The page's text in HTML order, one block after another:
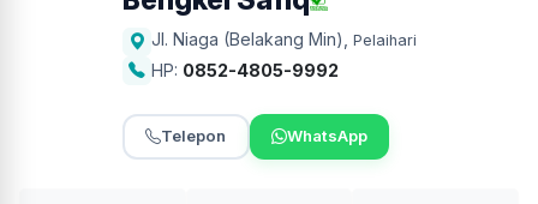
Jl. Niaga (Belakang Min) Pelaihari
HP: 0852-4805-9992
Telepon WhatsApp